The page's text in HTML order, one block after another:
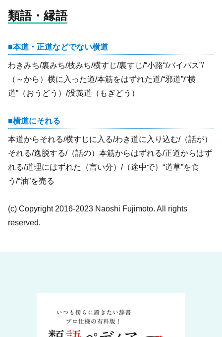
類語・縁語
本道・正道などでない横道
わきみち/裏みち/枝みち/横すじ/裏すじ/“小路“/バイパス”/
（～から）横に入った道/本筋をはずれた道/“邪道”/“横
道”（おうどう）/没義道（もぎどう）
横道にそれる
本道からそれる/横すじに入る/わき道に入り込む/（話が）
それる/逸脱する/（話の）本筋からはずれる/正道からはず
れる/道理にはずれた（言い分）/（途中で）“道草”を食
う/“油”を売る
(c) Copyright 2016-2023 Naoshi Fujimoto. All rights
reserved.